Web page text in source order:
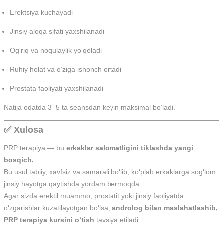
Erektsiya kuchayadi
Jinsiy aloqa sifati yaxshilanadi
Og‘riq va noqulaylik yo‘qoladi
Ruhiy holat va o‘ziga ishonch ortadi
Prostata faoliyati yaxshilanadi
Natija odatda 3–5 ta seansdan keyin maksimal bo‘ladi.
✅ Xulosa
PRP terapiya — bu erkaklar salomatligini tiklashda yangi
bosqich.
Bu usul tabiiy, xavfsiz va samarali bo‘lib, ko‘plab erkaklarga sog‘lom
jinsiy hayotga qaytishda yordam bermoqda.
Agar sizda erektil muammo, prostatit yoki jinsiy faoliyatda
o‘zgarishlar kuzatilayotgan bo‘lsa, androlog bilan maslahatlashib,
PRP terapiya kursini o‘tish tavsiya etiladi.